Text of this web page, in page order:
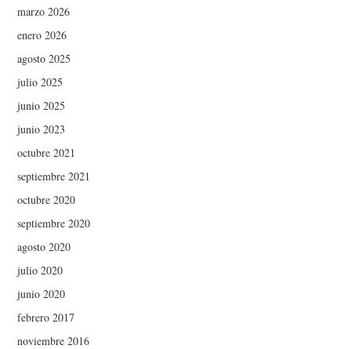
marzo 2026
enero 2026
agosto 2025
julio 2025
junio 2025
junio 2023
octubre 2021
septiembre 2021
octubre 2020
septiembre 2020
agosto 2020
julio 2020
junio 2020
febrero 2017
noviembre 2016